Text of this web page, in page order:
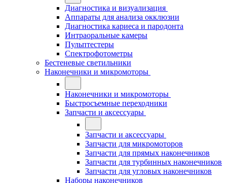
Диагностика и визуализация
Аппараты для анализа окклюзии
Диагностика кариеса и пародонта
Интраоральные камеры
Пульптестеры
Спектрофотометры
Бестеневые светильники
Наконечники и микромоторы
Наконечники и микромоторы
Быстросъемные переходники
Запчасти и аксессуары
Запчасти и аксессуары
Запчасти для микромоторов
Запчасти для прямых наконечников
Запчасти для турбинных наконечников
Запчасти для угловых наконечников
Наборы наконечников